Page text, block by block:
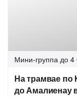
Мини-группа до 4
На трамвае по
до Амалиенау